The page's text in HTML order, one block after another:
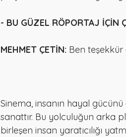
- BU GÜZEL RÖPORTAJ İÇİN
MEHMET ÇETİN: Ben teşekkür
Sinema, insanın hayal
sanattır. Bu yolculuğun arka
birleşen insan yaratıcılığı